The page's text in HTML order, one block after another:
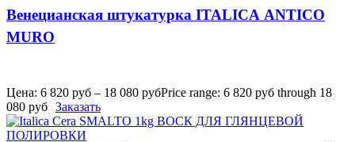
Венецианская штукатурка ITALICA ANTICO
MURO
Цена: 6 820 руб – 18 080 рубPrice range: 6 820 руб through 18
080 руб Заказать